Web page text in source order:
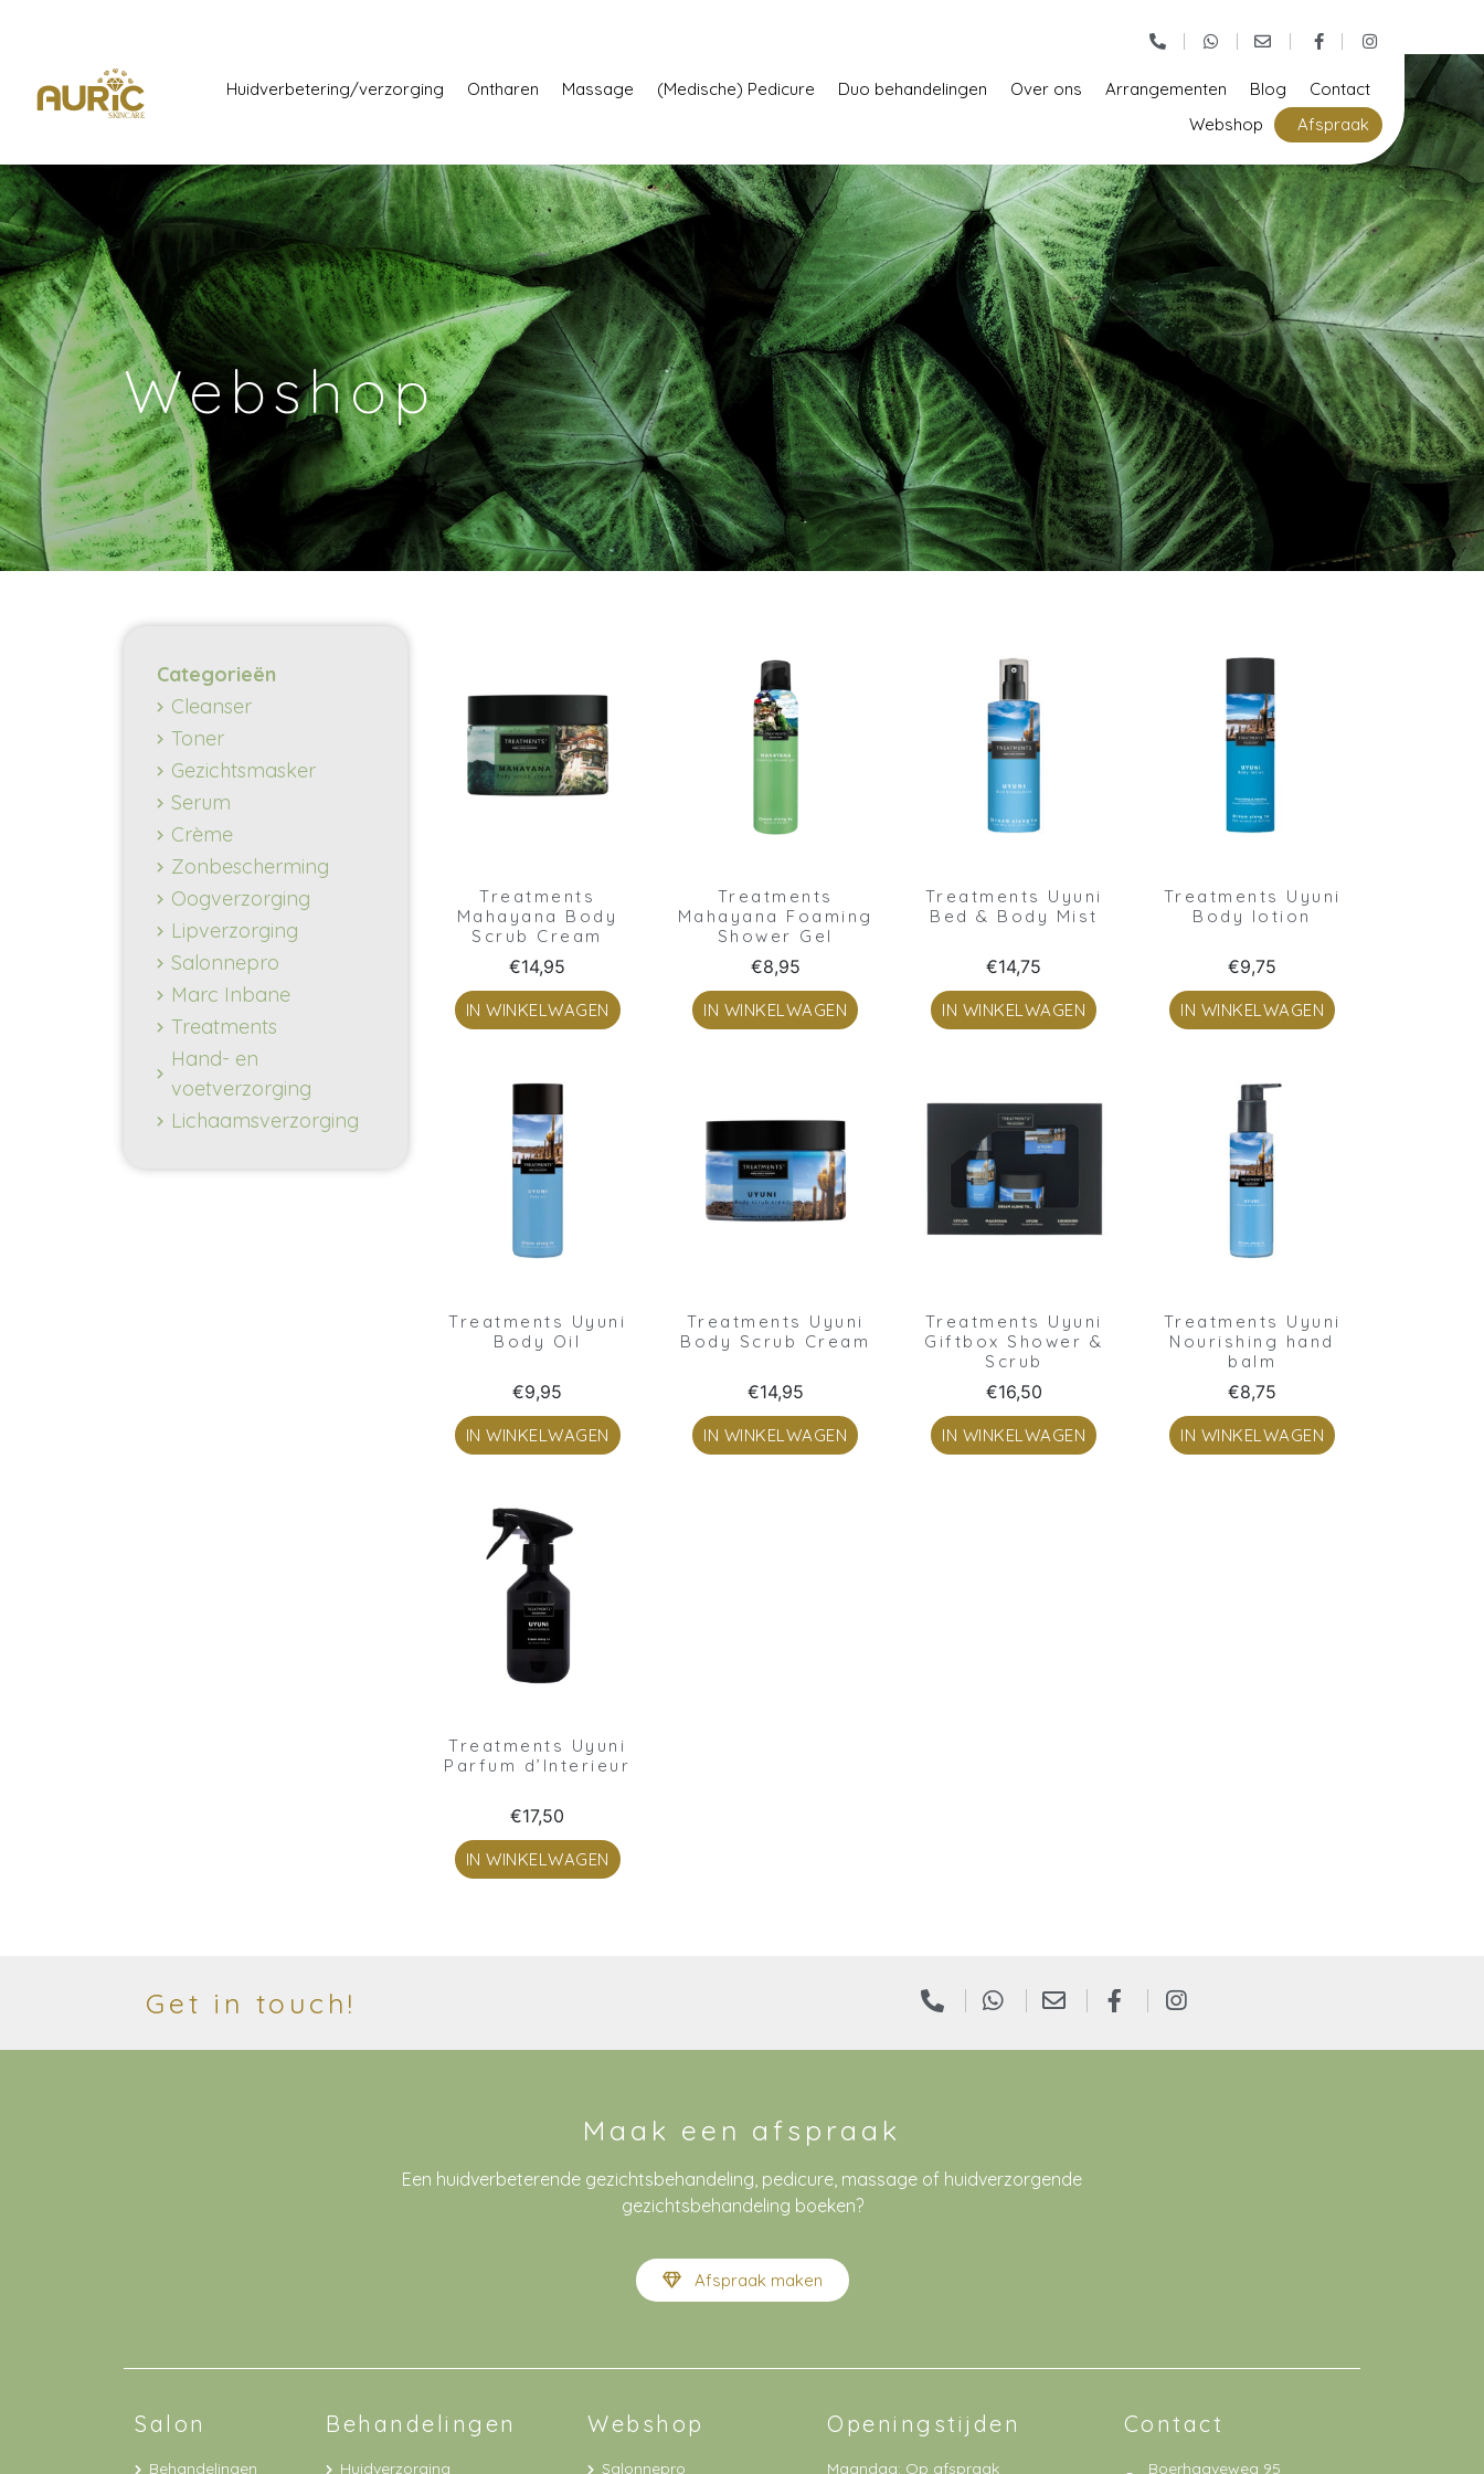
Huidverbetering/verzorging Ontharen Massage (Medische) Pedicure Duo behandelingen Over ons Arrangementen Blog
Contact
Webshop
Afspraak
Webshop
Categorieën
Cleanser
Toner
Gezichtsmasker
Serum
Crème
Zonbescherming
Oogverzorging
Lipverzorging
Salonnepro
Marc Inbane
Treatments
Hand- en
voetverzorging
Lichaamsverzorging
Treatments
Mahayana Body
Scrub Cream
€14,95
IN WINKELWAGEN
Treatments
Mahayana Foaming
Shower Gel
€8,95
IN WINKELWAGEN
Treatments Uyuni
Bed & Body Mist
€14,75
IN WINKELWAGEN
Treatments Uyuni
Body lotion
€9,75
IN WINKELWAGEN
Treatments Uyuni
Body Oil
€9,95
IN WINKELWAGEN
Treatments Uyuni
Body Scrub Cream
€14,95
IN WINKELWAGEN
Treatments Uyuni
Giftbox Shower &
Scrub
€16,50
IN WINKELWAGEN
Treatments Uyuni
Nourishing hand
balm
€8,75
IN WINKELWAGEN
Treatments Uyuni
Parfum d’Interieur
€17,50
IN WINKELWAGEN
Get in touch!
Maak een afspraak
Een huidverbeterende gezichtsbehandeling, pedicure, massage of huidverzorgende
gezichtsbehandeling boeken?
Afspraak maken
Salon
Behandelingen
Behandelingen
Huidverzorging
Webshop
Salonnepro
Openingstijden
Maandag: Op afspraak
Contact
Boerhaaveweg 95